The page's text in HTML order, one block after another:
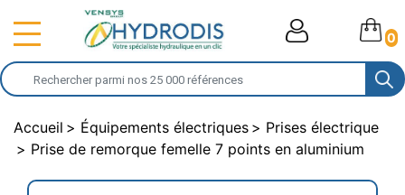
0
Accueil Équipements électriques
Prises électrique
Prise de remorque femelle 7 points en aluminium